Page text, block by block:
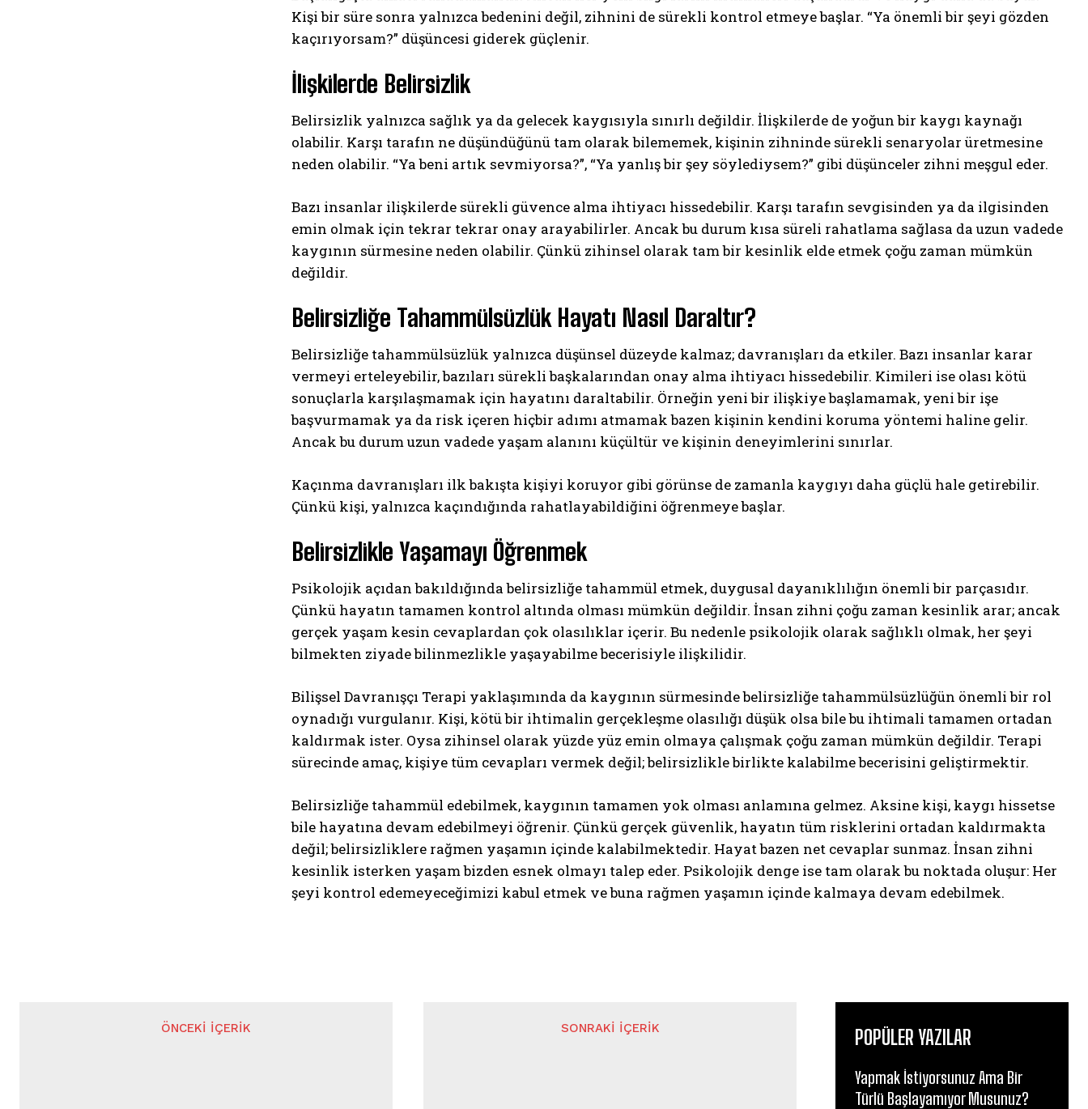
Kişi bir süre sonra yalnızca bedenini değil, zihnini de sürekli kontrol etmeye başlar. “Ya önemli bir şeyi gözden
kaçırıyorsam?” düşüncesi giderek güçlenir.
İlişkilerde Belirsizlik
Belirsizlik yalnızca sağlık ya da gelecek kaygısıyla sınırlı değildir. İlişkilerde de yoğun bir kaygı kaynağı
olabilir. Karşı tarafın ne düşündüğünü tam olarak bilememek, kişinin zihninde sürekli senaryolar üretmesine
neden olabilir. “Ya beni artık sevmiyorsa?”, “Ya yanlış bir şey söylediysem?” gibi düşünceler zihni meşgul eder.
Bazı insanlar ilişkilerde sürekli güvence alma ihtiyacı hissedebilir. Karşı tarafın sevgisinden ya da ilgisinden
emin olmak için tekrar tekrar onay arayabilirler. Ancak bu durum kısa süreli rahatlama sağlasa da uzun vadede
kaygının sürmesine neden olabilir. Çünkü zihinsel olarak tam bir kesinlik elde etmek çoğu zaman mümkün
değildir.
Belirsizliğe Tahammülsüzlük Hayatı Nasıl Daraltır?
Belirsizliğe tahammülsüzlük yalnızca düşünsel düzeyde kalmaz; davranışları da etkiler. Bazı insanlar karar
vermeyi erteleyebilir, bazıları sürekli başkalarından onay alma ihtiyacı hissedebilir. Kimileri ise olası kötü
sonuçlarla karşılaşmamak için hayatını daraltabilir. Örneğin yeni bir ilişkiye başlamamak, yeni bir işe
başvurmamak ya da risk içeren hiçbir adımı atmamak bazen kişinin kendini koruma yöntemi haline gelir.
Ancak bu durum uzun vadede yaşam alanını küçültür ve kişinin deneyimlerini sınırlar.
Kaçınma davranışları ilk bakışta kişiyi koruyor gibi görünse de zamanla kaygıyı daha güçlü hale getirebilir.
Çünkü kişi, yalnızca kaçındığında rahatlayabildiğini öğrenmeye başlar.
Belirsizlikle Yaşamayı Öğrenmek
Psikolojik açıdan bakıldığında belirsizliğe tahammül etmek, duygusal dayanıklılığın önemli bir parçasıdır.
Çünkü hayatın tamamen kontrol altında olması mümkün değildir. İnsan zihni çoğu zaman kesinlik arar; ancak
gerçek yaşam kesin cevaplardan çok olasılıklar içerir. Bu nedenle psikolojik olarak sağlıklı olmak, her şeyi
bilmekten ziyade bilinmezlikle yaşayabilme becerisiyle ilişkilidir.
Bilişsel Davranışçı Terapi yaklaşımında da kaygının sürmesinde belirsizliğe tahammülsüzlüğün önemli bir rol
oynadığı vurgulanır. Kişi, kötü bir ihtimalin gerçekleşme olasılığı düşük olsa bile bu ihtimali tamamen ortadan
kaldırmak ister. Oysa zihinsel olarak yüzde yüz emin olmaya çalışmak çoğu zaman mümkün değildir. Terapi
sürecinde amaç, kişiye tüm cevapları vermek değil; belirsizlikle birlikte kalabilme becerisini geliştirmektir.
Belirsizliğe tahammül edebilmek, kaygının tamamen yok olması anlamına gelmez. Aksine kişi, kaygı hissetse
bile hayatına devam edebilmeyi öğrenir. Çünkü gerçek güvenlik, hayatın tüm risklerini ortadan kaldırmakta
değil; belirsizliklere rağmen yaşamın içinde kalabilmektedir. Hayat bazen net cevaplar sunmaz. İnsan zihni
kesinlik isterken yaşam bizden esnek olmayı talep eder. Psikolojik denge ise tam olarak bu noktada oluşur: Her
şeyi kontrol edemeyeceğimizi kabul etmek ve buna rağmen yaşamın içinde kalmaya devam edebilmek.
ÖNCEKI İÇERIK SONRAKI İÇERIK POPÜLER YAZILAR
Yapmak İstiyorsunuz Ama Bir
Türlü Başlayamıyor Musunuz?